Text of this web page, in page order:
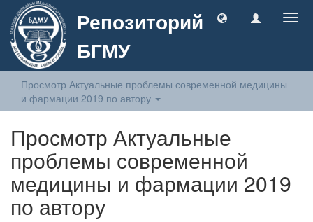
Репозиторий
БГМУ
Просмотр Актуальные проблемы современной медицины
и фармации 2019 по автору
Просмотр Актуальные
проблемы современной
медицины и фармации 2019
по автору